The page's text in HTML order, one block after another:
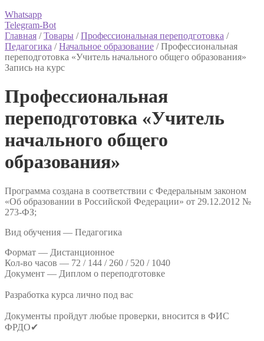
Whatsapp
Telegram-Bot
Главная /Товары /Профессиональная переподготовка /
Педагогика /Начальное образование /Профессиональная
переподготовка «Учитель начального общего образования»
Запись на курс
Профессиональная
переподготовка «Учитель
начального общего
образования»
Программа создана в соответствии с Федеральным законом
«Об образовании в Российской Федерации» от 29.12.2012 №
273-ФЗ;
Вид обучения — Педагогика
Формат — Дистанционное
Кол-во часов — 72 / 144 / 260 / 520 / 1040
Документ — Диплом о переподготовке
Разработка курса лично под вас
Документы пройдут любые проверки, вносится в ФИС
ФРДО✔